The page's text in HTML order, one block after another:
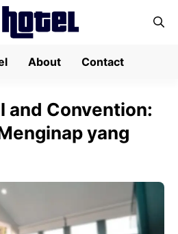
About Contact
and Convention:
yang